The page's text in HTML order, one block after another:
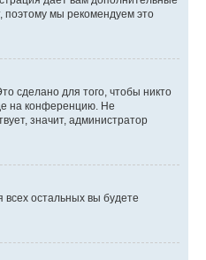
поэтому мы рекомендуем это
сделано для того, чтобы никто
на конференцию. Не
значит, администратор
остальных вы будете